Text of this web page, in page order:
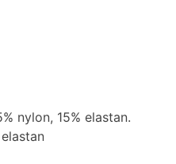
nylon, 15% elastan.